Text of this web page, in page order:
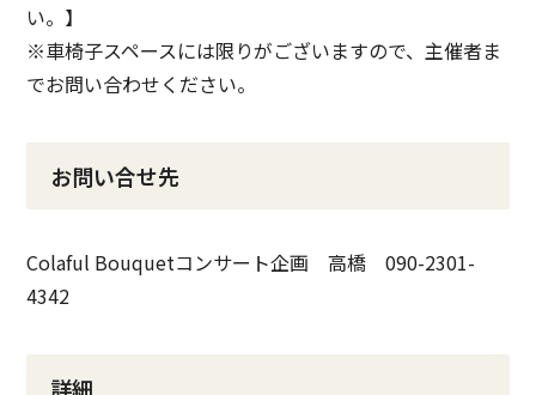
い。】
※車椅子スペースには限りがございますので、主催者ま
でお問い合わせください。
お問い合せ先
Colaful Bouquetコンサート企画 高橋 090-2301-
4342
詳細